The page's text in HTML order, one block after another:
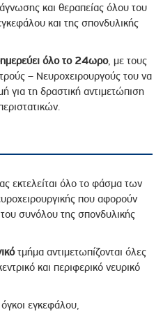
και θεραπείας όλου του
και της σπονδυλικής
όλο το 24ωρο, με τους
– Νευροχειρουργούς του να
για τη δραστική αντιμετώπιση
εκτελείται όλο το φάσμα των
που αφορούν
συνόλου της σπονδυλικής
τμήμα αντιμετωπίζονται όλες
και περιφερικό νευρικό
εγκεφάλου,